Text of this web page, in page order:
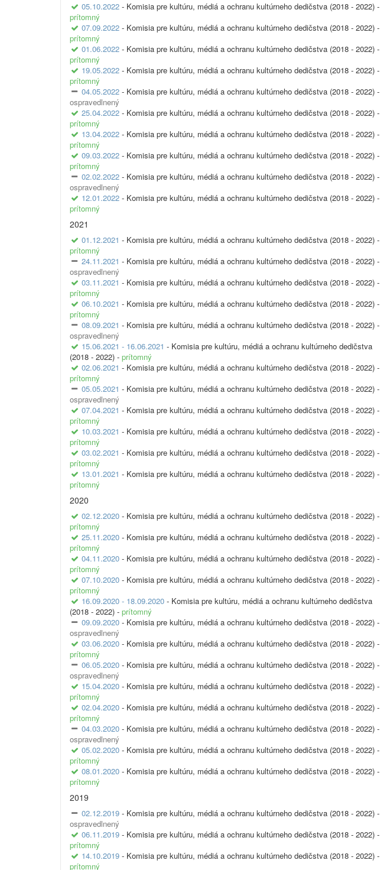
05.10.2022 - Komisia pre kultúru, médiá a ochranu kultúrneho dedičstva (2018 - 2022) -
prítomný
07.09.2022 - Komisia pre kultúru, médiá a ochranu kultúrneho dedičstva (2018 - 2022) -
prítomný
01.06.2022 - Komisia pre kultúru, médiá a ochranu kultúrneho dedičstva (2018 - 2022) -
prítomný
19.05.2022 - Komisia pre kultúru, médiá a ochranu kultúrneho dedičstva (2018 - 2022) -
prítomný
04.05.2022 - Komisia pre kultúru, médiá a ochranu kultúrneho dedičstva (2018 - 2022) -
ospravedlnený
25.04.2022 - Komisia pre kultúru, médiá a ochranu kultúrneho dedičstva (2018 - 2022) -
prítomný
13.04.2022 - Komisia pre kultúru, médiá a ochranu kultúrneho dedičstva (2018 - 2022) -
prítomný
09.03.2022 - Komisia pre kultúru, médiá a ochranu kultúrneho dedičstva (2018 - 2022) -
prítomný
02.02.2022 - Komisia pre kultúru, médiá a ochranu kultúrneho dedičstva (2018 - 2022) -
ospravedlnený
12.01.2022 - Komisia pre kultúru, médiá a ochranu kultúrneho dedičstva (2018 - 2022) -
prítomný
2021
01.12.2021 - Komisia pre kultúru, médiá a ochranu kultúrneho dedičstva (2018 - 2022) -
prítomný
24.11.2021 - Komisia pre kultúru, médiá a ochranu kultúrneho dedičstva (2018 - 2022) -
ospravedlnený
03.11.2021 - Komisia pre kultúru, médiá a ochranu kultúrneho dedičstva (2018 - 2022) -
prítomný
06.10.2021 - Komisia pre kultúru, médiá a ochranu kultúrneho dedičstva (2018 - 2022) -
prítomný
08.09.2021 - Komisia pre kultúru, médiá a ochranu kultúrneho dedičstva (2018 - 2022) -
ospravedlnený
15.06.2021 - 16.06.2021 - Komisia pre kultúru, médiá a ochranu kultúrneho dedičstva
(2018 - 2022) - prítomný
02.06.2021 - Komisia pre kultúru, médiá a ochranu kultúrneho dedičstva (2018 - 2022) -
prítomný
05.05.2021 - Komisia pre kultúru, médiá a ochranu kultúrneho dedičstva (2018 - 2022) -
ospravedlnený
07.04.2021 - Komisia pre kultúru, médiá a ochranu kultúrneho dedičstva (2018 - 2022) -
prítomný
10.03.2021 - Komisia pre kultúru, médiá a ochranu kultúrneho dedičstva (2018 - 2022) -
prítomný
03.02.2021 - Komisia pre kultúru, médiá a ochranu kultúrneho dedičstva (2018 - 2022) -
prítomný
13.01.2021 - Komisia pre kultúru, médiá a ochranu kultúrneho dedičstva (2018 - 2022) -
prítomný
2020
02.12.2020 - Komisia pre kultúru, médiá a ochranu kultúrneho dedičstva (2018 - 2022) -
prítomný
25.11.2020 - Komisia pre kultúru, médiá a ochranu kultúrneho dedičstva (2018 - 2022) -
prítomný
04.11.2020 - Komisia pre kultúru, médiá a ochranu kultúrneho dedičstva (2018 - 2022) -
prítomný
07.10.2020 - Komisia pre kultúru, médiá a ochranu kultúrneho dedičstva (2018 - 2022) -
prítomný
16.09.2020 - 18.09.2020 - Komisia pre kultúru, médiá a ochranu kultúrneho dedičstva
(2018 - 2022) - prítomný
09.09.2020 - Komisia pre kultúru, médiá a ochranu kultúrneho dedičstva (2018 - 2022) -
ospravedlnený
03.06.2020 - Komisia pre kultúru, médiá a ochranu kultúrneho dedičstva (2018 - 2022) -
prítomný
06.05.2020 - Komisia pre kultúru, médiá a ochranu kultúrneho dedičstva (2018 - 2022) -
ospravedlnený
15.04.2020 - Komisia pre kultúru, médiá a ochranu kultúrneho dedičstva (2018 - 2022) -
prítomný
02.04.2020 - Komisia pre kultúru, médiá a ochranu kultúrneho dedičstva (2018 - 2022) -
prítomný
04.03.2020 - Komisia pre kultúru, médiá a ochranu kultúrneho dedičstva (2018 - 2022) -
ospravedlnený
05.02.2020 - Komisia pre kultúru, médiá a ochranu kultúrneho dedičstva (2018 - 2022) -
prítomný
08.01.2020 - Komisia pre kultúru, médiá a ochranu kultúrneho dedičstva (2018 - 2022) -
prítomný
2019
02.12.2019 - Komisia pre kultúru, médiá a ochranu kultúrneho dedičstva (2018 - 2022) -
ospravedlnený
06.11.2019 - Komisia pre kultúru, médiá a ochranu kultúrneho dedičstva (2018 - 2022) -
prítomný
14.10.2019 - Komisia pre kultúru, médiá a ochranu kultúrneho dedičstva (2018 - 2022) -
prítomný